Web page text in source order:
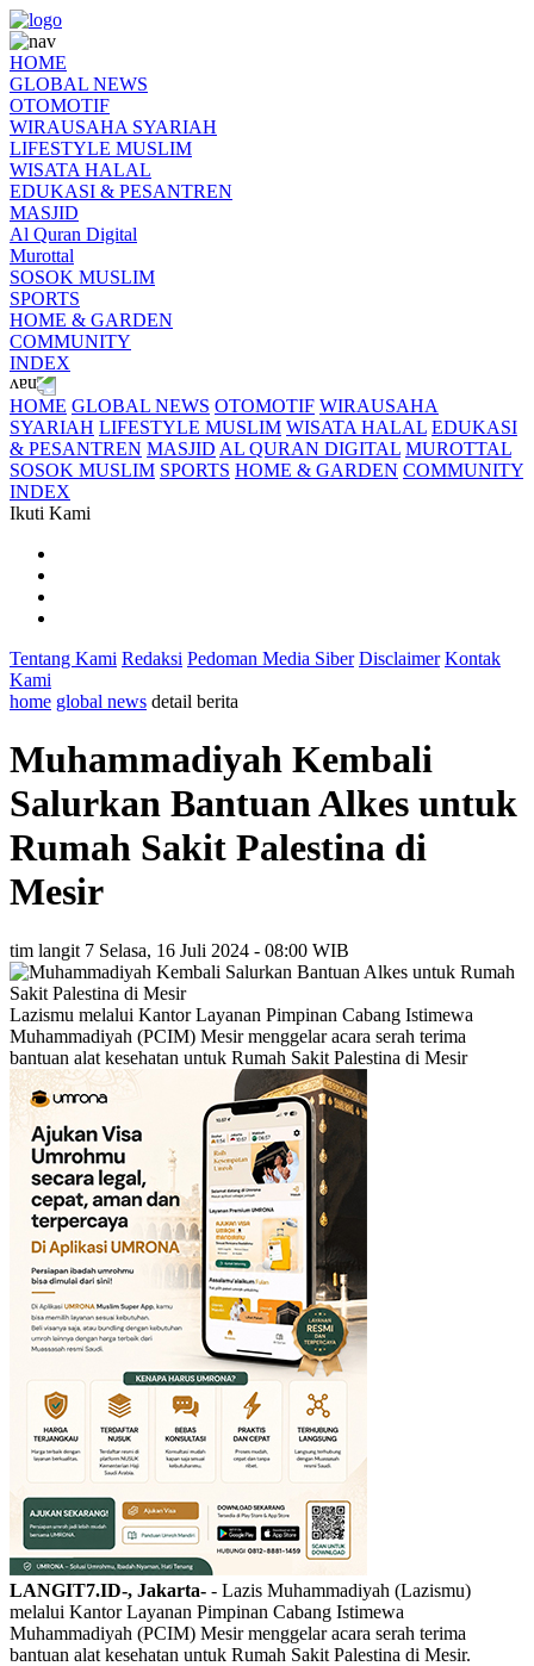
HOME
GLOBAL NEWS
OTOMOTIF
WIRAUSAHA SYARIAH
LIFESTYLE MUSLIM
WISATA HALAL
EDUKASI & PESANTREN
MASJID
Al Quran Digital
Murottal
SOSOK MUSLIM
SPORTS
HOME & GARDEN
COMMUNITY
INDEX
HOME GLOBAL NEWS OTOMOTIF WIRAUSAHA
SYARIAH LIFESTYLE MUSLIM WISATA HALAL EDUKASI
& PESANTREN MASJID AL QURAN DIGITAL MUROTTAL
SOSOK MUSLIM SPORTS HOME & GARDEN COMMUNITY
INDEX
Ikuti Kami
Tentang Kami Redaksi Pedoman Media Siber Disclaimer Kontak
Kami
home global news detail berita
Muhammadiyah Kembali
Salurkan Bantuan Alkes untuk
Rumah Sakit Palestina di
Mesir
tim langit 7 Selasa, 16 Juli 2024 - 08:00 WIB
Lazismu melalui Kantor Layanan Pimpinan Cabang Istimewa
Muhammadiyah (PCIM) Mesir menggelar acara serah terima
bantuan alat kesehatan untuk Rumah Sakit Palestina di Mesir
LANGIT7.ID-, Jakarta- - Lazis Muhammadiyah (Lazismu)
melalui Kantor Layanan Pimpinan Cabang Istimewa
Muhammadiyah (PCIM) Mesir menggelar acara serah terima
bantuan alat kesehatan untuk Rumah Sakit Palestina di Mesir.